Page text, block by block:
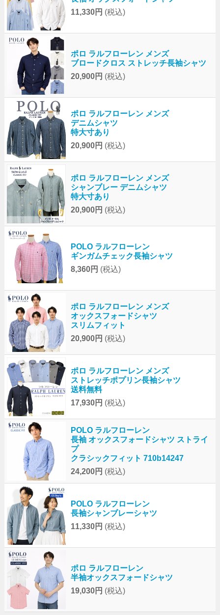
11,330円 (税込)
ポロ ラルフローレン メンズ
ブロードクロス ストレッチ長袖シャツ
20,900円 (税込)
ポロ ラルフローレン メンズ
デニムシャツ
特大寸あり
20,900円 (税込)
ポロ ラルフローレン メンズ
シャンブレー デニムシャツ
特大寸あり
20,900円 (税込)
POLO ラルフローレン
ギンガムチェック長袖シャツ
8,360円 (税込)
ポロ ラルフローレン メンズ
オックスフォードシャツ
スリムフィット
20,900円 (税込)
ポロ ラルフローレン メンズ
ストレッチポプリン長袖シャツ
送料無料
17,930円 (税込)
POLO ラルフローレン
長袖 オックスフォードシャツ ストライ
プ
クラシックフィット 710b14247
24,200円 (税込)
POLO ラルフローレン
長袖シャンブレーシャツ
11,330円 (税込)
ポロ ラルフローレン
半袖オックスフォードシャツ
19,030円 (税込)